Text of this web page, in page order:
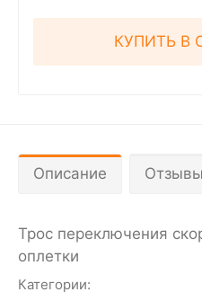
КУПИТЬ В
Описание
Трос переключения
оплетки
Категории: